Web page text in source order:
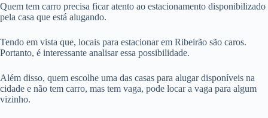
Quem tem carro precisa ficar atento ao estacionamento disponibilizado
pela casa que está alugando.
Tendo em vista que, locais para estacionar em Ribeirão são caros.
Portanto, é interessante analisar essa possibilidade.
Além disso, quem escolhe uma das casas para alugar disponíveis na
cidade e não tem carro, mas tem vaga, pode locar a vaga para algum
vizinho.